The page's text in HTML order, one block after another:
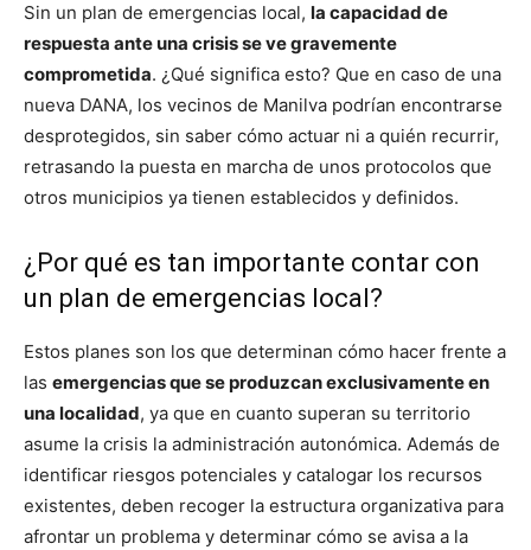
Sin un plan de emergencias local, la capacidad de
respuesta ante una crisis se ve gravemente
comprometida. ¿Qué significa esto? Que en caso de una
nueva DANA, los vecinos de Manilva podrían encontrarse
desprotegidos, sin saber cómo actuar ni a quién recurrir,
retrasando la puesta en marcha de unos protocolos que
otros municipios ya tienen establecidos y definidos.
¿Por qué es tan importante contar con
un plan de emergencias local?
Estos planes son los que determinan cómo hacer frente a
las emergencias que se produzcan exclusivamente en
una localidad, ya que en cuanto superan su territorio
asume la crisis la administración autonómica. Además de
identificar riesgos potenciales y catalogar los recursos
existentes, deben recoger la estructura organizativa para
afrontar un problema y determinar cómo se avisa a la